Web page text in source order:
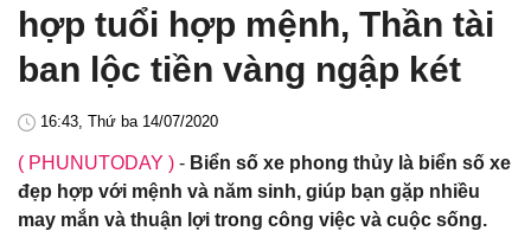
hợp tuổi hợp mệnh, Thần tài
ban lộc tiền vàng ngập két
16:43, Thứ ba 14/07/2020
( PHUNUTODAY ) - Biển số xe phong thủy là biển số xe
đẹp hợp với mệnh và năm sinh, giúp bạn gặp nhiều
may mắn và thuận lợi trong công việc và cuộc sống.